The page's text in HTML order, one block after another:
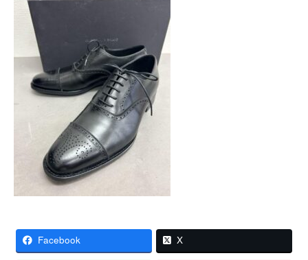
Facebook X